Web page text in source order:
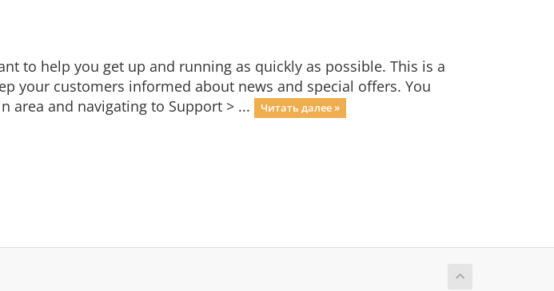
to help you get up and running as quickly as possible. This is a
your customers informed about news and special offers. You
area and navigating to Support > ...
Читать далее »